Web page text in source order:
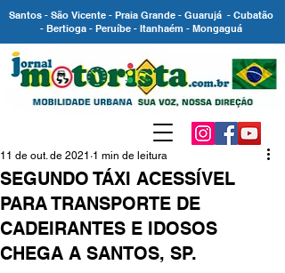
Santos - São Vicente - Praia Grande - Guarujá - Cubatão
- Bertioga - Peruíbe - Itanhaém - Mongaguá
SEGUNDO TÁXI ACESSÍVEL
PARA TRANSPORTE DE
CADEIRANTES E IDOSOS
CHEGA A SANTOS, SP.
11 de out. de 2021 1 min de leitura